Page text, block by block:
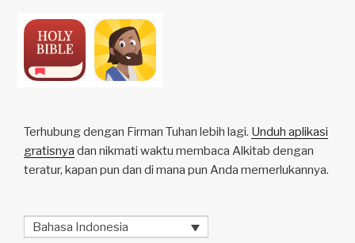
Terhubung dengan Firman Tuhan lebih lagi. Unduh aplikasi
gratisnya dan nikmati waktu membaca Alkitab dengan
teratur, kapan pun dan di mana pun Anda memerlukannya.
Bahasa Indonesia